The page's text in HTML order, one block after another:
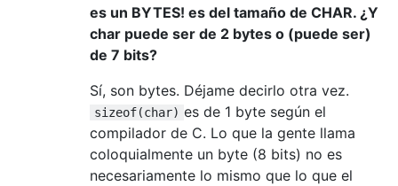
es un BYTES! es del tamaño de CHAR. ¿Y
char puede ser de 2 bytes o (puede ser)
de 7 bits?
Sí, son bytes. Déjame decirlo otra vez.
sizeof(char) es de 1 byte según el
compilador de C. Lo que la gente llama
coloquialmente un byte (8 bits) no es
necesariamente lo mismo que lo que el